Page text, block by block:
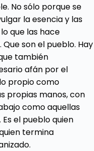
No sólo porque se
la esencia y las
que las hace
son el pueblo. Hay
también
afán por el
propio como
propias manos, con
como aquellas
el pueblo quien
termina